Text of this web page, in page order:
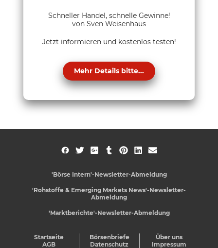
Schneller Handel, schnelle Gewinne!
von Sven Weisenhaus
Jetzt informieren und kostenlos testen!
Mehr Details bitte...
'Börse Intern'-Newsletter-Abmeldung
'Rohstoffe & Emerging Markets News'-Newsletter-
Abmeldung
'Marktberichte'-Newsletter-Abmeldung
Startseite Börsenbriefe
Über uns
AGB
Datenschutz
Impressum